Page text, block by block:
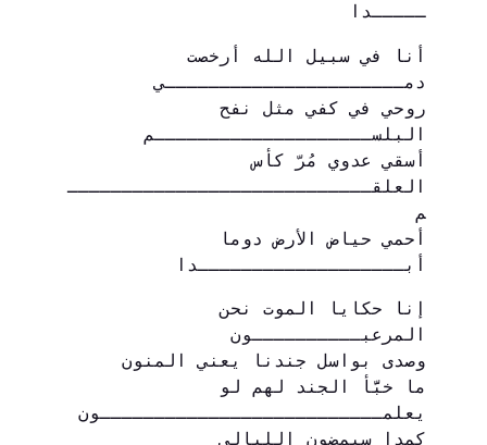
ـــــدا
دمــــــــــــــــــــــي
البلســــــــــــــــــــم
أسقي عدوي مُرّ كأس
العلقــــــــــــــــــــــــــــ
م
أبـــــــــــــــــــدا
إنا حكايا الموت نحن
المرعبــــــــــون
وصدى بواسل جندنا يعني المنون
يعلمــــــــــــــــــــــــــون
كمدا سيمضون الليالي